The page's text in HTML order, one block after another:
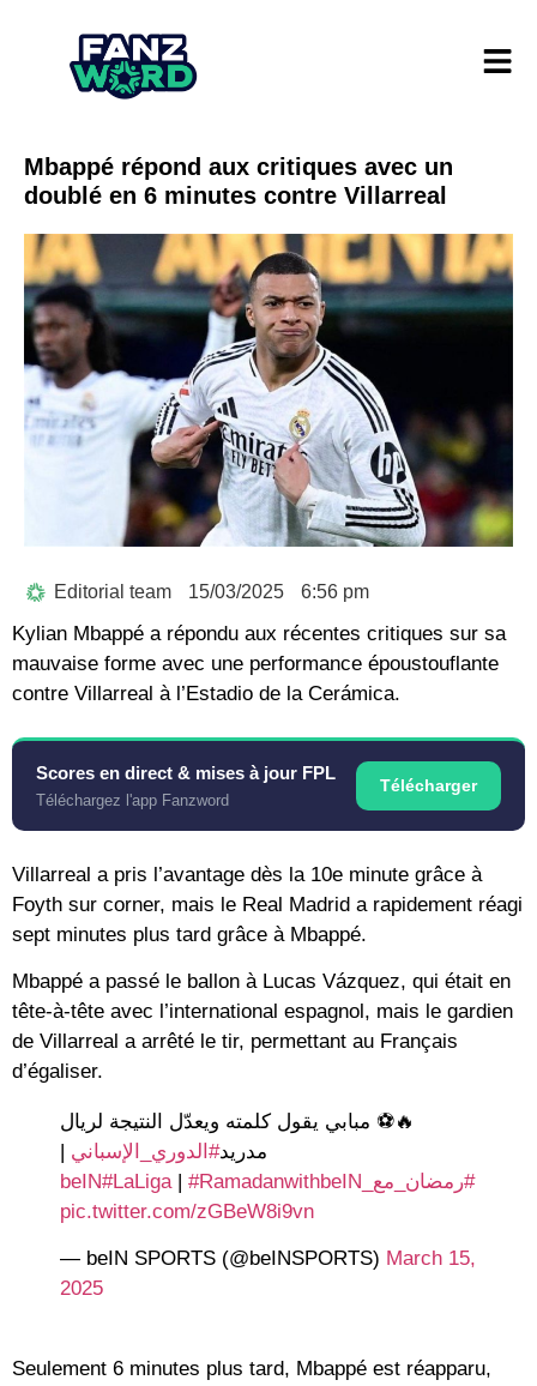
Mbappé répond aux critiques avec un
doublé en 6 minutes contre Villarreal
Editorial team 15/03/2025 6:56 pm
Kylian Mbappé a répondu aux récentes critiques sur sa
mauvaise forme avec une performance époustouflante
contre Villarreal à l’Estadio de la Cerámica.
Scores en direct & mises à jour FPL
Téléchargez l'app Fanzword
Télécharger
Villarreal a pris l’avantage dès la 10e minute grâce à
Foyth sur corner, mais le Real Madrid a rapidement réagi
sept minutes plus tard grâce à Mbappé.
Mbappé a passé le ballon à Lucas Vázquez, qui était en
tête-à-tête avec l’international espagnol, mais le gardien
de Villarreal a arrêté le tir, permettant au Français
d’égaliser.
🔥⚽️ مبابي يقول كلمته ويعدّل النتيجة لريال
مدريد#الدوري_الإسباني |
#رمضان_مع_beIN
#LaLiga| #RamadanwithbeIN
pic.twitter.com/zGBeW8i9vn
— beIN SPORTS (@beINSPORTS) March 15,
2025
Seulement 6 minutes plus tard, Mbappé est réapparu,